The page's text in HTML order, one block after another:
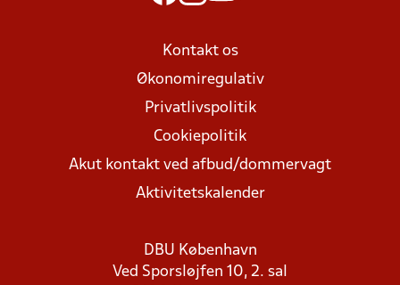
Kontakt os
Økonomiregulativ
Privatlivspolitik
Cookiepolitik
Akut kontakt ved afbud/dommervagt
Aktivitetskalender
DBU København
Ved Sporsløjfen 10, 2. sal